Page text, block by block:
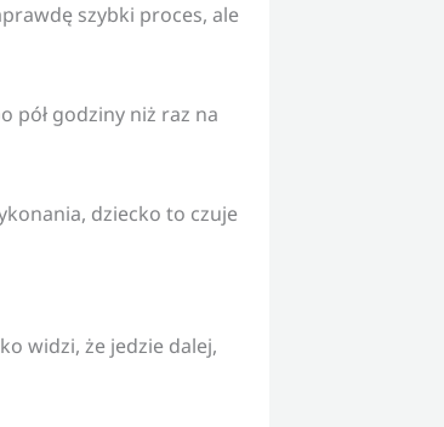
szybki proces, ale
pół godziny niż raz na
dziecko to czuje
widzi, że jedzie dalej,